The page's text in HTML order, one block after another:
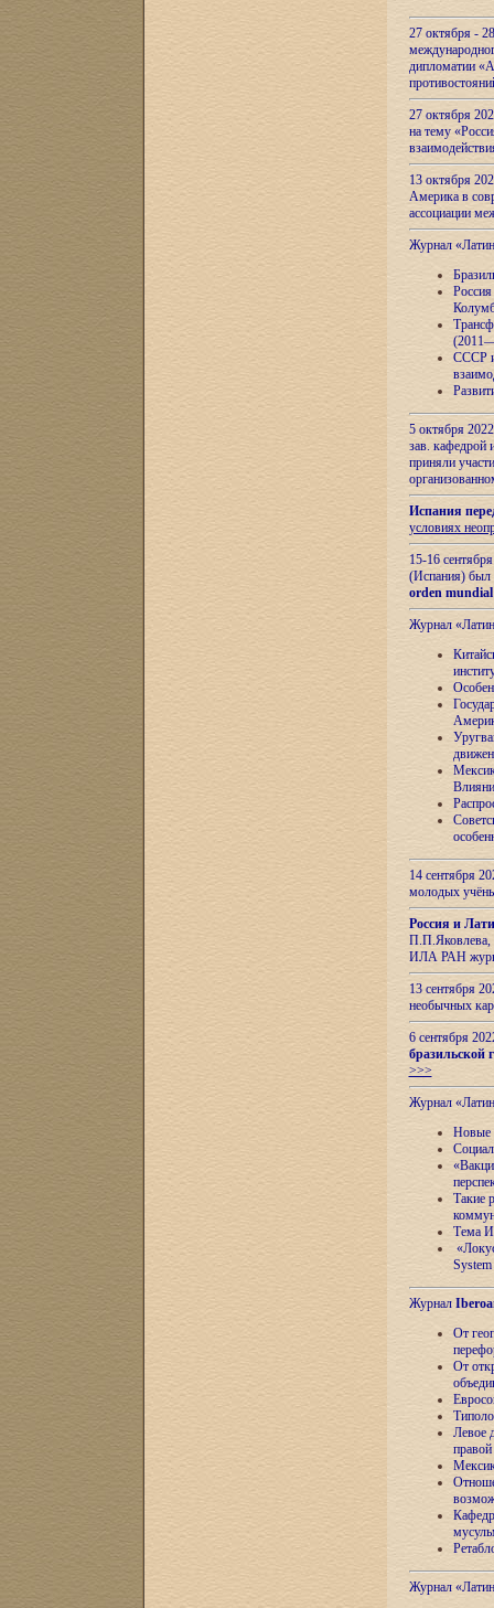
27 октября -
дипломатии
27 октября
на тему
13 октября
Америка в
ассоциации
Журнал
СССР и
5 октября
зав.
приняли
Испания
условиях
15-16
(Испания) был
orden
Журнал
14 сентября
молодых
Россия и
П.П.Яковлева,
ИЛА РАН
13 сентября
необычных
6 сентября
бразильской
>>>
Журнал
Новые
Такие
Тема
Журнал
От
От
Левое
Журнал